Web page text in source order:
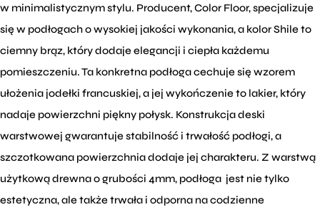
w minimalistycznym stylu. Producent, Color Floor, specjalizuje
się w podłogach o wysokiej jakości wykonania, a kolor Shile to
ciemny brąz, który dodaje elegancji i ciepła każdemu
pomieszczeniu. Ta konkretna podłoga cechuje się wzorem
ułożenia jodełki francuskiej, a jej wykończenie to lakier, który
nadaje powierzchni piękny połysk. Konstrukcja deski
warstwowej gwarantuje stabilność i trwałość podłogi, a
szczotkowana powierzchnia dodaje jej charakteru. Z warstwą
użytkową drewna o grubości 4mm, podłoga jest nie tylko
estetyczna, ale także trwała i odporna na codzienne